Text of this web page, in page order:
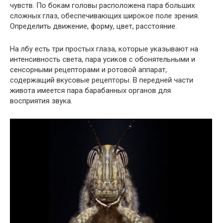
чувств. По бокам головы расположена пара больших
сложных глаз, обеспечивающих широкое поле зрения.
Определить движение, форму, цвет, расстояние.
На лбу есть три простых глаза, которые указывают на
интенсивность света, пара усиков с обонятельными и
сенсорными рецепторами и ротовой аппарат,
содержащий вкусовые рецепторы. В передней части
живота имеется пара барабанных органов для
восприятия звука.